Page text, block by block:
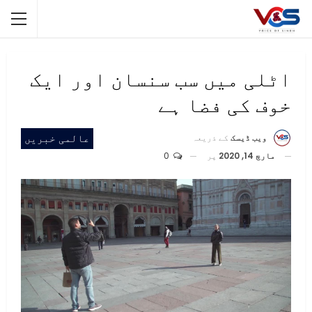
اٹلی میں سب سنسان اور ایک
خوف کی فضا ہے
عالمی خبریں ویب ڈیسک کے ذریعہ
مارچ 14, 2020
پر